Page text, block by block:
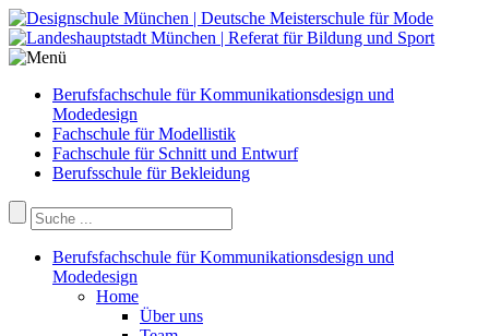
Berufsfachschule für Kommunikationsdesign und
Modedesign
Fachschule für Modellistik
Fachschule für Schnitt und Entwurf
Berufsschule für Bekleidung
Berufsfachschule für Kommunikationsdesign und
Modedesign
Home
Über uns